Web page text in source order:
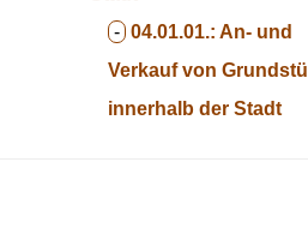
- 04.01.01.: An- und
Verkauf von
innerhalb der Stadt